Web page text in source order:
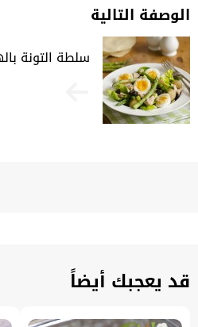
الوصفة التالية
سلطة التونة
قد يعجبك أيضاً